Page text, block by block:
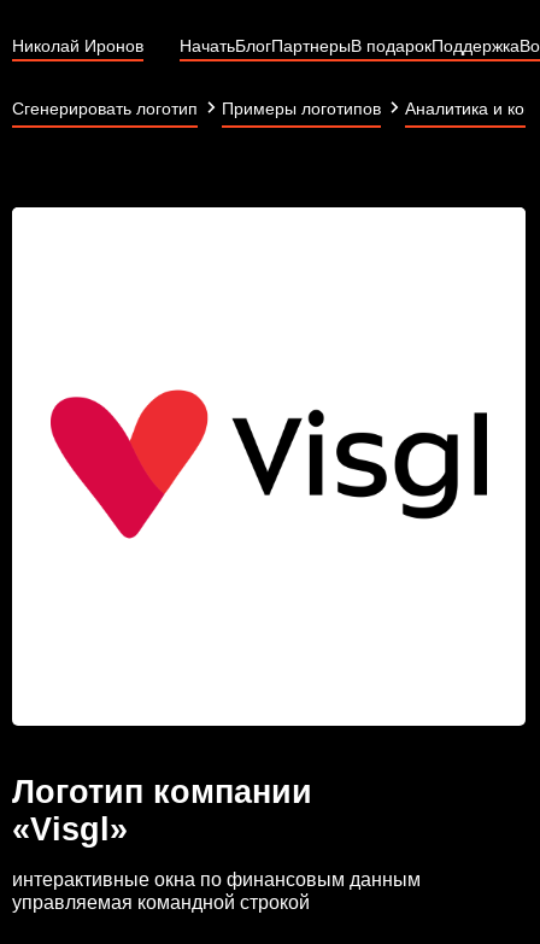
Николай Иронов НачатьБлогПартнерыВ подарокПоддержка
Сгенерировать логотип Примеры логотипов Аналитика и
Логотип компании
«Visgl»
интерактивные окна по финансовым данным
управляемая командной строкой